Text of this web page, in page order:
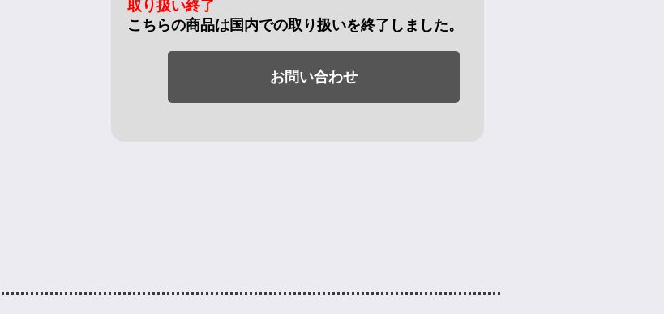
取り扱い終了
こちらの商品は国内での取り扱いを終了しました。
お問い合わせ